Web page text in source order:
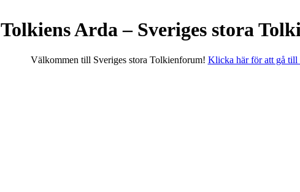
Tolkiens Arda – Sveriges stora
Välkommen till Sveriges stora Tolkienforum! Klicka här för att gå till